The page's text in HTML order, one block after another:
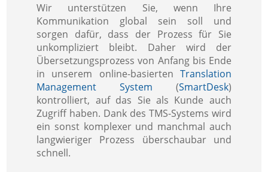
Wir unterstützen Sie, wenn Ihre
Kommunikation global sein soll und
sorgen dafür, dass der Prozess für Sie
unkompliziert bleibt. Daher wird der
Übersetzungsprozess von Anfang bis Ende
in unserem online-basierten Translation
Management System (SmartDesk)
kontrolliert, auf das Sie als Kunde auch
Zugriff haben. Dank des TMS-Systems wird
ein sonst komplexer und manchmal auch
langwieriger Prozess überschaubar und
schnell.